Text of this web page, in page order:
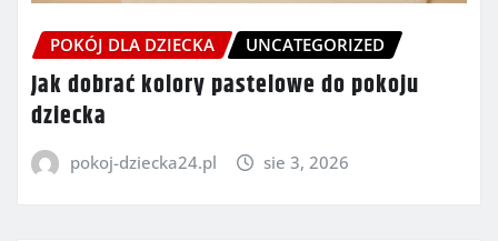
POKÓJ DLA DZIECKA UNCATEGORIZED
Jak dobrać kolory pastelowe do pokoju
dziecka
pokoj-dziecka24.pl sie 3, 2026